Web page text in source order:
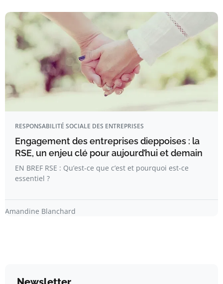
RESPONSABILITÉ SOCIALE DES ENTREPRISES
Engagement des entreprises dieppoises : la
RSE, un enjeu clé pour aujourd’hui et demain
EN BREF RSE : Qu’est-ce que c’est et pourquoi est-ce
essentiel ?
Amandine Blanchard